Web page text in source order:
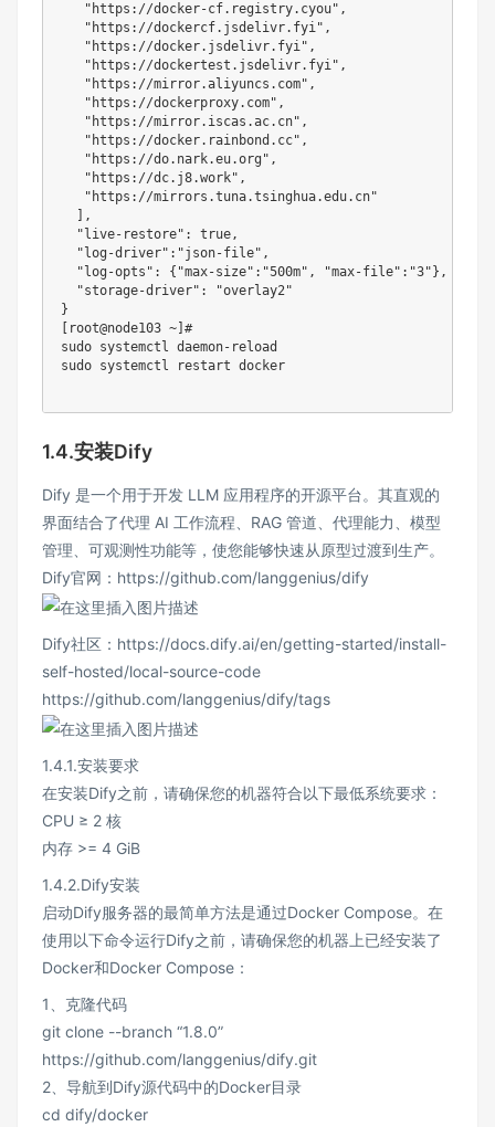
"https://docker-cf.registry.cyou" ,
"https://dockercf.jsdelivr.fyi" ,
"https://docker.jsdelivr.fyi" ,
"https://dockertest.jsdelivr.fyi" ,
"https://mirror.aliyuncs.com" ,
"https://dockerproxy.com" ,
"https://mirror.iscas.ac.cn" ,
"https://docker.rainbond.cc" ,
"https://do.nark.eu.org" ,
"https://dc.j8.work" ,
"https://mirrors.tuna.tsinghua.edu.cn"
,
"live-restore" :
true,
"log-driver" : "json-file" ,
"log-opts" : { "max-size" : "500m" , "max-file" : "3" } ,
"storage-driver" :
"overlay2"
}
root@node103 ~ #
sudo
sudo systemctl restart docker
1.4.安装Dify
Dify 是一个用于开发 LLM 应用程序的开源平台。其直观的
界面结合了代理 AI 工作流程、RAG 管道、代理能力、模型
管理、可观测性功能等，使您能够快速从原型过渡到生产。
Dify官网：https://github.com/langgenius/dify
Dify社区：https://docs.dify.ai/en/getting-started/install-
self-hosted/local-source-code
https://github.com/langgenius/dify/tags
1.4.1.安装要求
在安装Dify之前，请确保您的机器符合以下最低系统要求：
CPU ≥ 2 核
内存 >= 4 GiB
1.4.2.Dify安装
启动Dify服务器的最简单方法是通过Docker Compose。在
使用以下命令运行Dify之前，请确保您的机器上已经安装了
Docker和Docker Compose：
1、克隆代码
git clone --branch “1.8.0”
https://github.com/langgenius/dify.git
2、导航到Dify源代码中的Docker目录
cd dify/docker